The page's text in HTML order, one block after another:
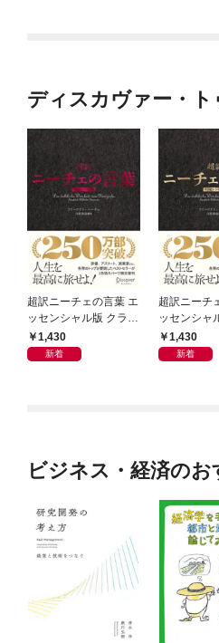
ディスカヴァー・
超訳ニーチェの言葉 エ
ッセンシャル版 クラシ
ックカバー赤箔
1,430
新着
超訳ニーチ
ッセンシャ
ックカバー
1,430
新着
ビジネス・経済のお